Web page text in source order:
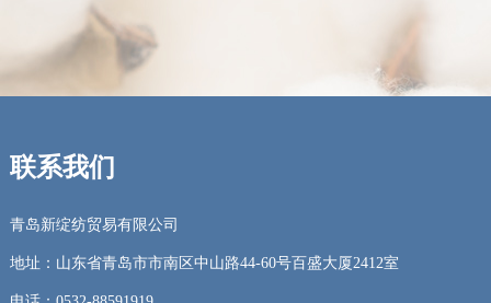
联系我们
青岛新绽纺贸易有限公司
地址：山东省青岛市市南区中山路44-60号百盛大厦2412室